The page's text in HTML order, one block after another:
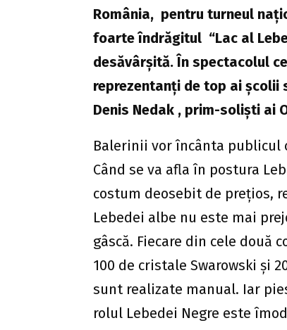
România, pentru turneul
foarte îndrăgitul “Lac al
desăvârşită. În spectacolul
reprezentanţi de top ai şcolii
Denis Nedak , prim-solişti ai
Balerinii vor încânta publicul
Când se va afla în postura
costum deosebit de preţios,
Lebedei albe nu este mai
gâscă. Fiecare din cele
100 de cristale Swarowski şi
sunt realizate manual. Iar
rolul Lebedei Negre este